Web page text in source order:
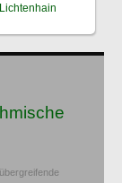
Lichtenhain